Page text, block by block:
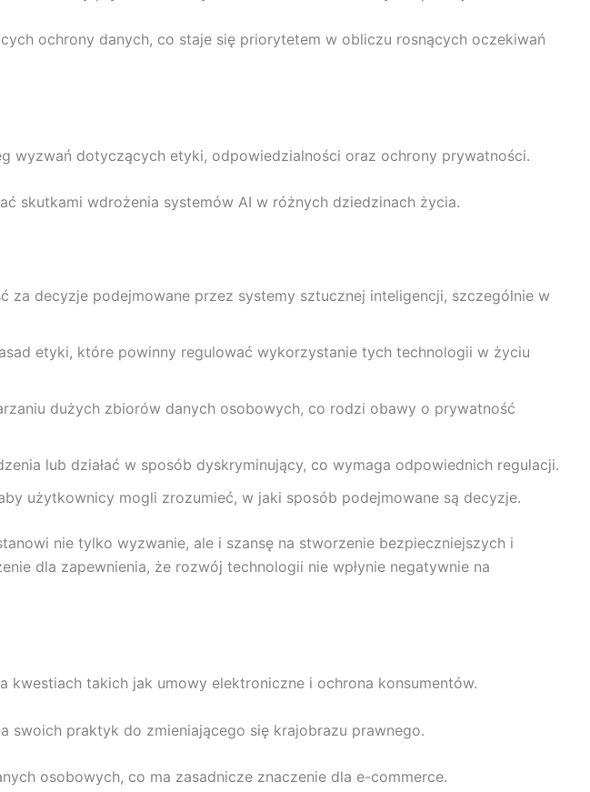
ochrony danych, co staje się priorytetem w obliczu rosnących oczekiwań
wyzwań dotyczących etyki, odpowiedzialności oraz ochrony prywatności.
skutkami wdrożenia systemów AI w różnych dziedzinach życia.
za decyzje podejmowane przez systemy sztucznej inteligencji, szczególnie w
etyki, które powinny regulować wykorzystanie tych technologii w życiu
dużych zbiorów danych osobowych, co rodzi obawy o prywatność
lub działać w sposób dyskryminujący, co wymaga odpowiednich regulacji.
użytkownicy mogli zrozumieć, w jaki sposób podejmowane są decyzje.
nie tylko wyzwanie, ale i szansę na stworzenie bezpieczniejszych i
dla zapewnienia, że rozwój technologii nie wpłynie negatywnie na
kwestiach takich jak umowy elektroniczne i ochrona konsumentów.
swoich praktyk do zmieniającego się krajobrazu prawnego.
osobowych, co ma zasadnicze znaczenie dla e-commerce.